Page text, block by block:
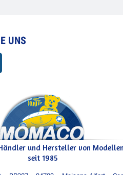
UNS
und Hersteller von Modellen
seit 1985